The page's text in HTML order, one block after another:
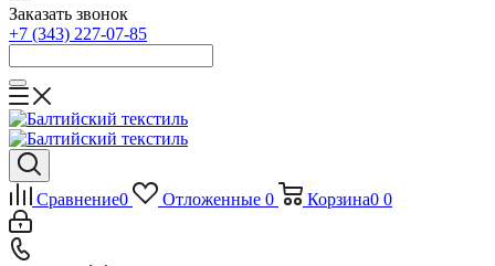
Заказать звонок
+7 (343) 227-07-85
Сравнение0 Отложенные 0 Корзина0 0